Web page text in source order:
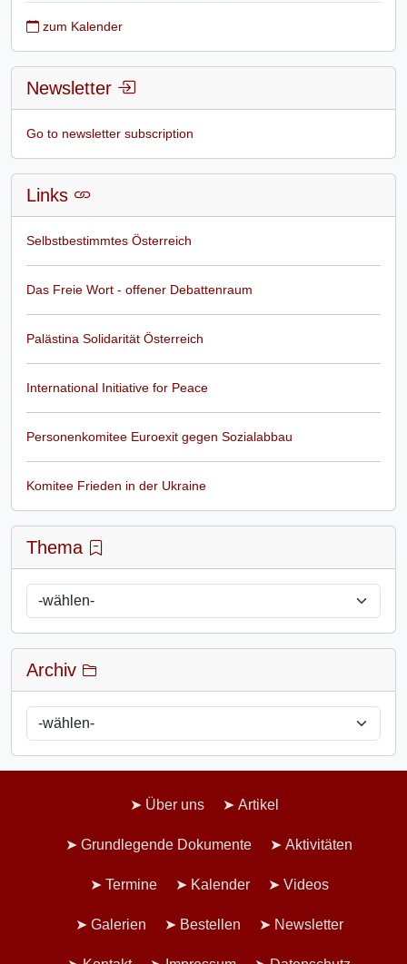
zum Kalender
Newsletter
Go to newsletter subscription
Links
Selbstbestimmtes Österreich
Das Freie Wort - offener Debattenraum
Palästina Solidarität Österreich
International Initiative for Peace
Personenkomitee Euroexit gegen Sozialabbau
Komitee Frieden in der Ukraine
Thema
Archiv
Über uns Artikel
Grundlegende Dokumente Aktivitäten
Termine Kalender Videos
Galerien Bestellen Newsletter